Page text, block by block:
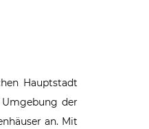
Hauptstadt
der
an. Mit